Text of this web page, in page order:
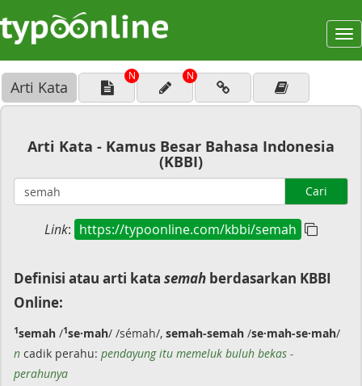
Arti Kata
N N
Arti Kata - Kamus Besar Bahasa Indonesia
(KBBI)
Cari
Link: https://typoonline.com/kbbi/semah
Definisi atau arti kata semah berdasarkan KBBI
Online:
1semah /1se·mah/ /sémah/, semah-semah /se·mah-se·mah/
n cadik perahu: pendayung itu memeluk buluh bekas -
perahunya